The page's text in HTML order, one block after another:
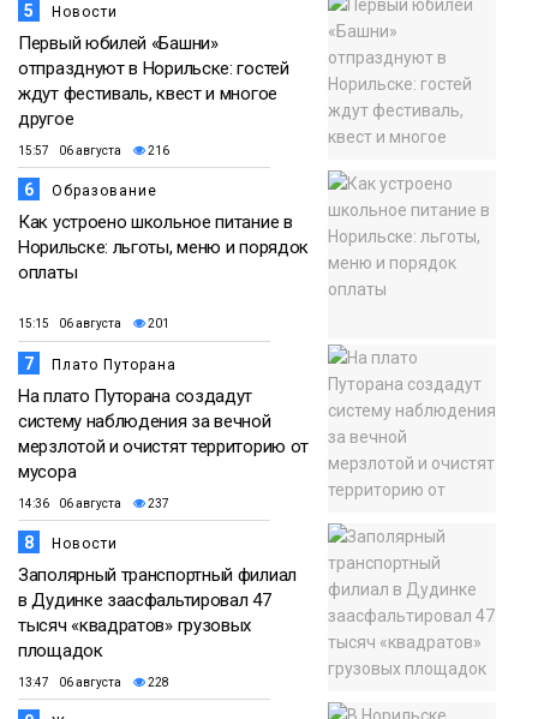
5 Новости
Первый юбилей «Башни»
отпразднуют в Норильске: гостей
ждут фестиваль, квест и многое
другое
15:57 06 августа 216
6 Образование
Как устроено школьное питание в
Норильске: льготы, меню и порядок
оплаты
15:15 06 августа 201
7 Плато Путорана
На плато Путорана создадут
систему наблюдения за вечной
мерзлотой и очистят территорию от
мусора
14:36 06 августа 237
8 Новости
Заполярный транспортный филиал
в Дудинке заасфальтировал 47
тысяч «квадратов» грузовых
площадок
13:47 06 августа 228